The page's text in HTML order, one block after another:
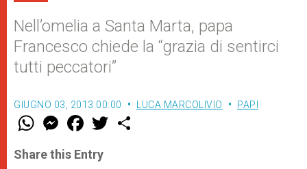
Nell’omelia a Santa Marta, papa
Francesco chiede la “grazia di sentirci
tutti peccatori”
GIUGNO 03, 2013 00:00 LUCA MARCOLIVIO PAPI
W
t
s
M
e
s
e
F
a
e
b
w
Share this Entry